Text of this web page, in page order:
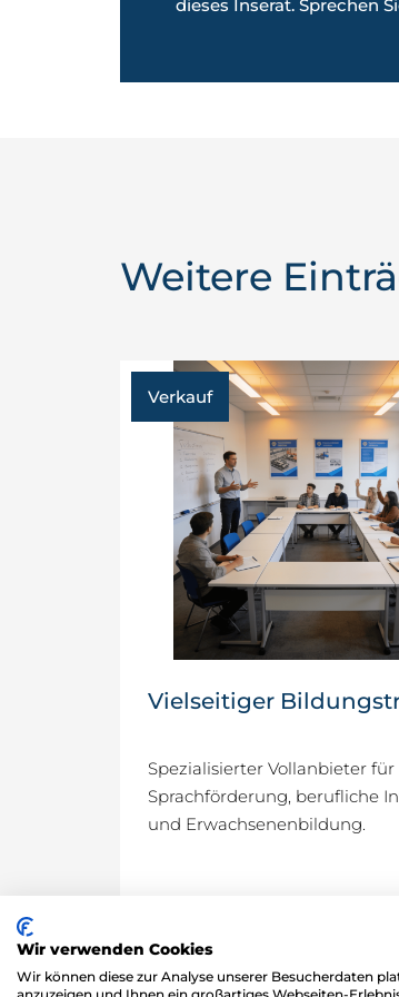
dieses Inserat. Sprechen
Weitere
Verkauf
Vielseitiger
Spezialisierter Vollanbieter für
Sprachförderung, berufliche
und Erwachsenenbildung.
Wir verwenden Cookies
Wir können diese zur Analyse unserer Besucherdaten